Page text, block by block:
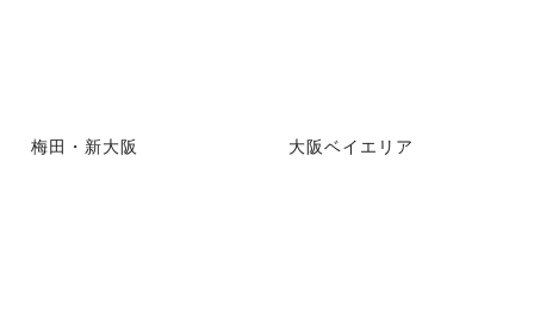
梅田・新大阪 大阪ベイエリア